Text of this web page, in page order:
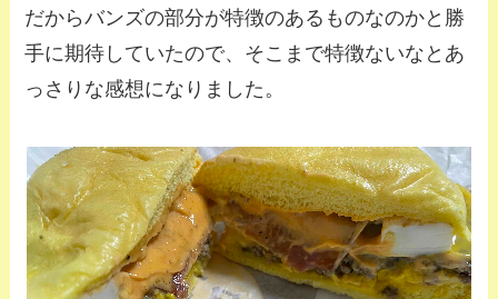
だからバンズの部分が特徴のあるものなのかと勝
手に期待していたので、そこまで特徴ないなとあ
っさりな感想になりました。